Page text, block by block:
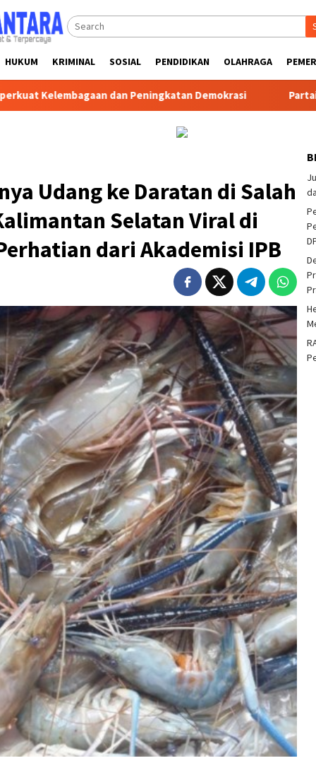
HUKUM KRIMINAL SOSIAL PENDIDIKAN OLAHRAGA
dan Peningkatan Demokrasi Partai Golkar
Udang ke Daratan di Salah
Selatan Viral di
dari Akademisi IPB